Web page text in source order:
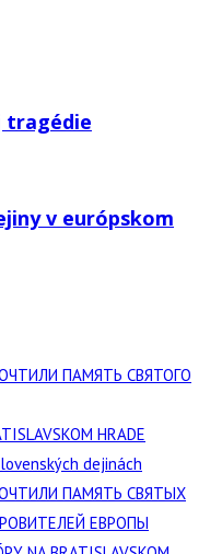
tragédie
v európskom
ПАМЯТЬ СВЯТОГО
HRADE
dejinách
ПАМЯТЬ СВЯТЫХ
ЕВРОПЫ